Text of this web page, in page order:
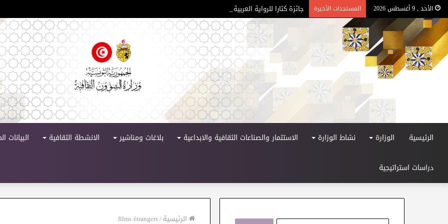
الأحد , 9 أغسطس 2026 المستجدات الأخيرة جائزة كتارا للرواية العربية – الدورة 11
الرئيسية الوزارة نشاط الوزارة الاستثمار والصناعات الثقافية والابداعية بلاغات ومناشير الانشطة الثقافية البيانات
دراسات استراتيجية
الرئيسية/
films étrangers